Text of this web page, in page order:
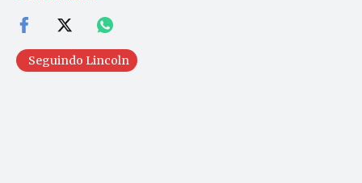
Seguindo Lincoln